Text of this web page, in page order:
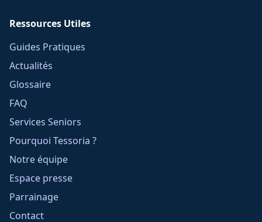
Ressources Utiles
Guides Pratiques
Actualités
Glossaire
FAQ
Services Seniors
Pourquoi Tessoria ?
Notre équipe
Espace presse
Parrainage
Contact